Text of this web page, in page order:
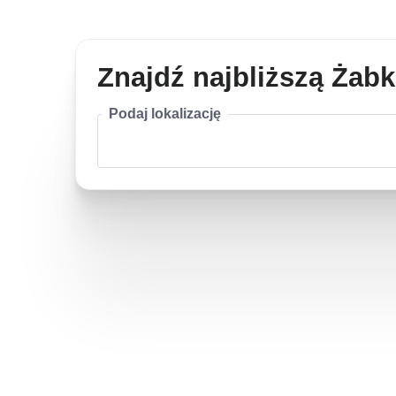
Znajdź najbliższą
Podaj lokalizację